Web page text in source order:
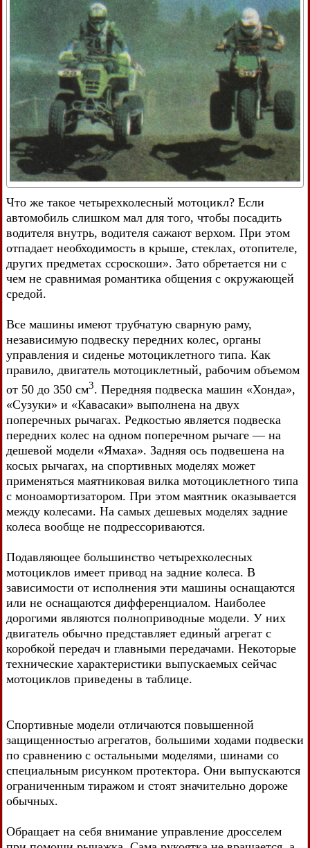
Что же такое четырехколесный мотоцикл? Если
автомобиль слишком мал для того, чтобы посадить
водителя внутрь, водителя сажают верхом. При этом
отпадает необходимость в крыше, стеклах, отопителе,
других предметах ссроскоши». Зато обретается ни с
чем не сравнимая романтика общения с окружающей
средой.
Все машины имеют трубчатую сварную раму,
независимую подвеску передних колес, органы
управления и сиденье мотоциклетного типа. Как
правило, двигатель мотоциклетный, рабочим объемом
от 50 до 350 см3. Передняя подвеска машин «Хонда»,
«Сузуки» и «Кавасаки» выполнена на двух
поперечных рычагах. Редкостью является подвеска
передних колес на одном поперечном рычаге — на
дешевой модели «Ямаха». Задняя ось подвешена на
косых рычагах, на спортивных моделях может
применяться маятниковая вилка мотоциклетного типа
с моноамортизатором. При этом маятник оказывается
между колесами. На самых дешевых моделях задние
колеса вообще не подрессориваются.
Подавляющее большинство четырехколесных
мотоциклов имеет привод на задние колеса. В
зависимости от исполнения эти машины оснащаются
или не оснащаются дифференциалом. Наиболее
дорогими являются полноприводные модели. У них
двигатель обычно представляет единый агрегат с
коробкой передач и главными передачами. Некоторые
технические характеристики выпускаемых сейчас
мотоциклов приведены в таблице.
Спортивные модели отличаются повышенной
защищенностью агрегатов, большими ходами подвески
по сравнению с остальными моделями, шинами со
специальным рисунком протектора. Они выпускаются
ограниченным тиражом и стоят значительно дороже
обычных.
Обращает на себя внимание управление дросселем